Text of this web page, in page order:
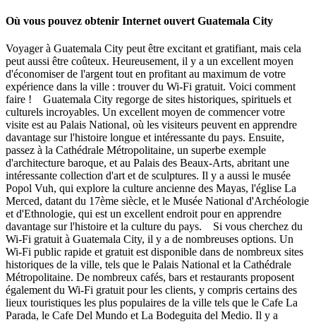
Où vous pouvez obtenir Internet ouvert Guatemala City
Voyager à Guatemala City peut être excitant et gratifiant, mais cela
peut aussi être coûteux. Heureusement, il y a un excellent moyen
d'économiser de l'argent tout en profitant au maximum de votre
expérience dans la ville : trouver du Wi-Fi gratuit. Voici comment
faire ! Guatemala City regorge de sites historiques, spirituels et
culturels incroyables. Un excellent moyen de commencer votre
visite est au Palais National, où les visiteurs peuvent en apprendre
davantage sur l'histoire longue et intéressante du pays. Ensuite,
passez à la Cathédrale Métropolitaine, un superbe exemple
d'architecture baroque, et au Palais des Beaux-Arts, abritant une
intéressante collection d'art et de sculptures. Il y a aussi le musée
Popol Vuh, qui explore la culture ancienne des Mayas, l'église La
Merced, datant du 17ème siècle, et le Musée National d'Archéologie
et d'Ethnologie, qui est un excellent endroit pour en apprendre
davantage sur l'histoire et la culture du pays. Si vous cherchez du
Wi-Fi gratuit à Guatemala City, il y a de nombreuses options. Un
Wi-Fi public rapide et gratuit est disponible dans de nombreux sites
historiques de la ville, tels que le Palais National et la Cathédrale
Métropolitaine. De nombreux cafés, bars et restaurants proposent
également du Wi-Fi gratuit pour les clients, y compris certains des
lieux touristiques les plus populaires de la ville tels que le Cafe La
Parada, le Cafe Del Mundo et La Bodeguita del Medio. Il y a